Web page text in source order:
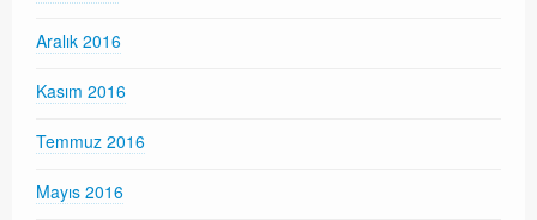
Aralık 2016
Kasım 2016
Temmuz 2016
Mayıs 2016